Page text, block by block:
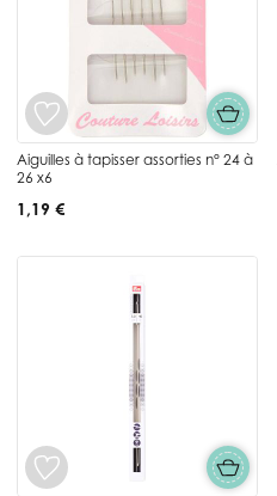
Aiguilles à tapisser assorties n° 24 à
26 x6
1,19 €